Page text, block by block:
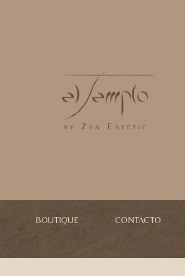
BOUTIQUE
CONTACTO